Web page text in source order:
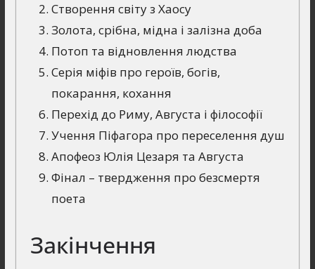
Створення світу з Хаосу
Золота, срібна, мідна і залізна доба
Потоп та відновлення людства
Серія міфів про героїв, богів,
покарання, кохання
Перехід до Риму, Августа і філософії
Учення Піфагора про переселення душ
Апофеоз Юлія Цезаря та Августа
Фінал – твердження про безсмертя
поета
Закінчення